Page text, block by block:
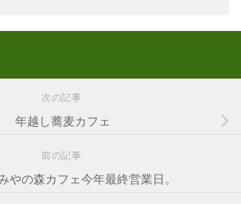
次の記事
年越し蕎麦カフェ
前の記事
やの森カフェ今年最終営業日。